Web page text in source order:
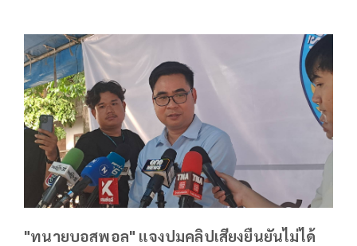
"ทนายบอสพอล" แจงปมคลิปเสียงยืนยันไม่ได้